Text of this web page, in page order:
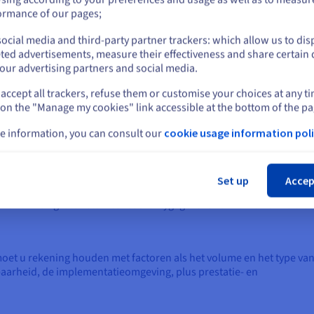
ook wel bekend als SQL-databases en zijn gebouwd op het
. Ze gebruiken een gestructureerde querytaal (SQL) om
databases zijn ideaal voor gestructureerde gegevens, zoals
betrekking tot transacties, voorraad of klantinformatie.
databases, ook wel NoSQL-databases genoemd, slaan
deze, zoals teksten van e-mails en mobiele berichten,
Deze databases hebben geen duidelijk gedefinieerd
kunnen hiermee informatie opslaan en organiseren,
opslag die gebaseerd is op relationele of NoSQL-databases,
worden opgeslagen en beheerd. Ze zijn bedoeld voor
kunnen grote volumes read-onlygegevens verwerken en ze
u rekening houden met factoren als het volume en het type
de implementatieomgeving, plus prestatie- en
op de huidige website
Selecteer een andere website
of our pages;
media and third-party partner trackers: which allow us to
advertisements, measure their effectiveness and share certain
advertising partners and social media.
all trackers, refuse them or customise your choices at any
the "Manage my cookies" link accessible at the bottom of the
information, you can consult our cookie usage information
Set up